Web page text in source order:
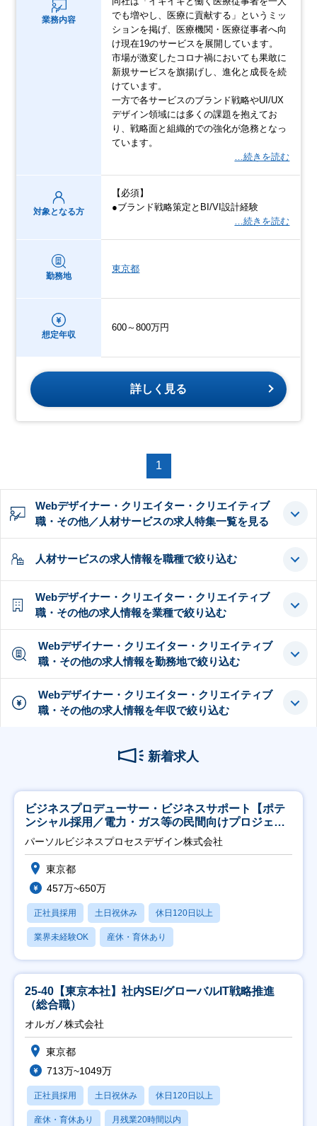
業務内容
でも増やし、医療に貢献する」というミッ
ションを掲げ、医療機関・医療従事者へ向
け現在19のサービスを展開しています。
市場が激変したコロナ禍においても果敢に
新規サービスを旗揚げし、進化と成長を続
けています。
一方で各サービスのブランド戦略やUI/UX
デザイン領域には多くの課題を抱えてお
り、戦略面と組織的での強化が急務となっ
ています。
…続きを読む
対象となる方
【必須】
●ブランド戦略策定とBI/VI設計経験
…続きを読む
勤務地
東京都
想定年収
600～800万円
詳しく見る
1
Webデザイナー・クリエイター・クリエイティブ
職・その他／人材サービスの求人特集一覧を見る
人材サービスの求人情報を職種で絞り込む
Webデザイナー・クリエイター・クリエイティブ
職・その他の求人情報を業種で絞り込む
Webデザイナー・クリエイター・クリエイティブ
職・その他の求人情報を勤務地で絞り込む
Webデザイナー・クリエイター・クリエイティブ
職・その他の求人情報を年収で絞り込む
新着求人
ビジネスプロデューサー・ビジネスサポート【ポテ
ンシャル採用／電力・ガス等の民間向けプロジェク
ト推進】
パーソルビジネスプロセスデザイン株式会社
東京都
457万~650万
正社員採用 土日祝休み 休日120日以上
業界未経験OK 産休・育休あり
25-40【東京本社】社内SE/グローバルIT戦略推進
（総合職）
オルガノ株式会社
東京都
713万~1049万
正社員採用 土日祝休み 休日120日以上
産休・育休あり 月残業20時間以内